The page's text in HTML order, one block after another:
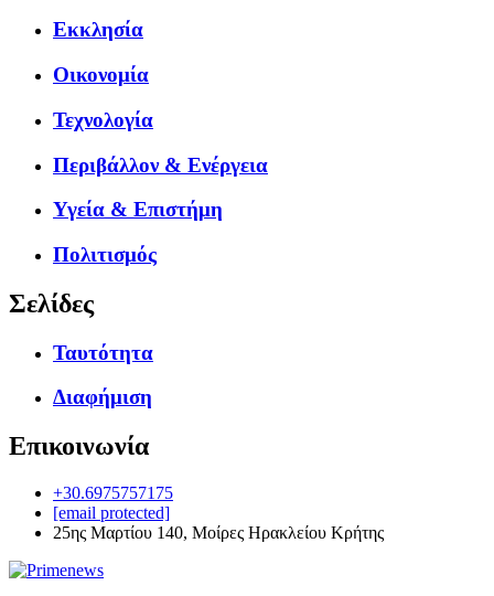
Εκκλησία
Οικονομία
Τεχνολογία
Περιβάλλον & Ενέργεια
Υγεία & Επιστήμη
Πολιτισμός
Σελίδες
Ταυτότητα
Διαφήμιση
Επικοινωνία
+30.6975757175
[email protected]
25ης Μαρτίου 140, Μοίρες Ηρακλείου Κρήτης